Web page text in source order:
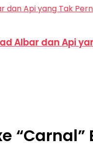
Albar dan Api